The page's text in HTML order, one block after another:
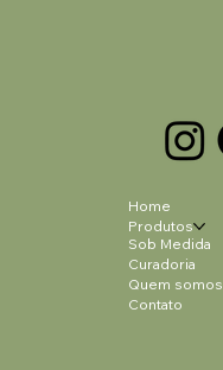
Home
Produtos
Sob Medida
Curadoria
Quem somos
Contato